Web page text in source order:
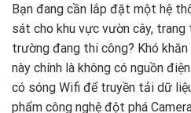
Bạn đang cần lắp đặt một hệ
sát cho khu vực vườn cây,
trường đang thi công? Khó
này chính là không có nguồn
có sóng Wifi để truyền tải dữ
phẩm công nghệ đột phá